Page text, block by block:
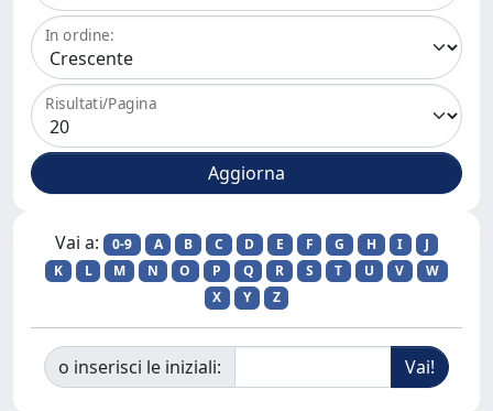
In ordine:
Risultati/Pagina
Vai a: 0-9 A B C D E F G H I
J
K
L M N O P Q R S T U V
W
X
Y Z
o inserisci le iniziali: